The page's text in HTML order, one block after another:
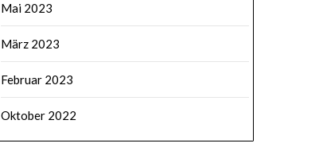
Mai 2023
März 2023
Februar 2023
Oktober 2022